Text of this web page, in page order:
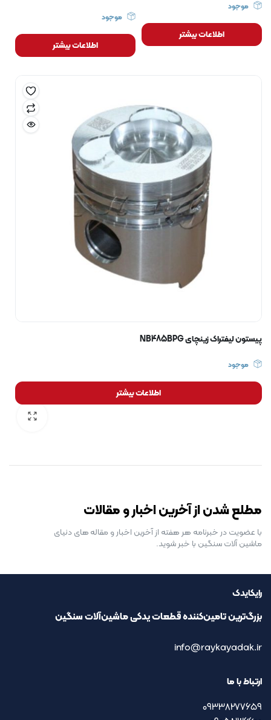
موجود
اطلاعات بیشتر
موجود
اطلاعات بیشتر
پیستون لیفتراک زینچای NB485BPG
موجود
اطلاعات بیشتر
مطلع شدن از آخرین اخبار و مقالات
با عضویت در خبرنامه هر هفته از آخرین اخبار و مقاله های دنیای
ماشین آلات سنگین با خبر شوید.
رایکایدک
بزرگ‌ترین تامین‌کننده قطعات یدکی ماشین‌آلات سنگین
info@raykayadak.ir
ارتباط با ما
09338277659